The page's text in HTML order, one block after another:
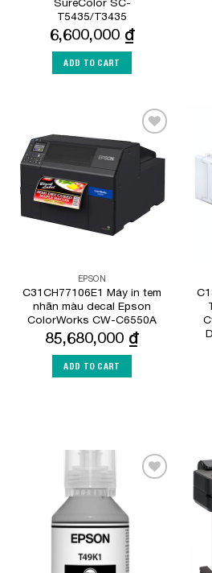
T5435/T3435
6,600,000 ₫
ADD TO CART
Add to
Wishlist
EPSON
C31CH77106E1 Máy in tem
nhãn màu decal Epson
ColorWorks CW-C6550A
85,680,000 ₫
ADD TO CART